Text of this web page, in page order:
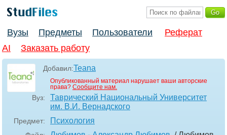
Вузы Предметы Пользователи
Реферат
AI
Заказать работу
Добавил:Teana
Опубликованный материал нарушает ваши авторские
права? Сообщите нам.
Вуз:
Таврический Национальный Университет
им. В.И. Вернадского
Предмет: Психология